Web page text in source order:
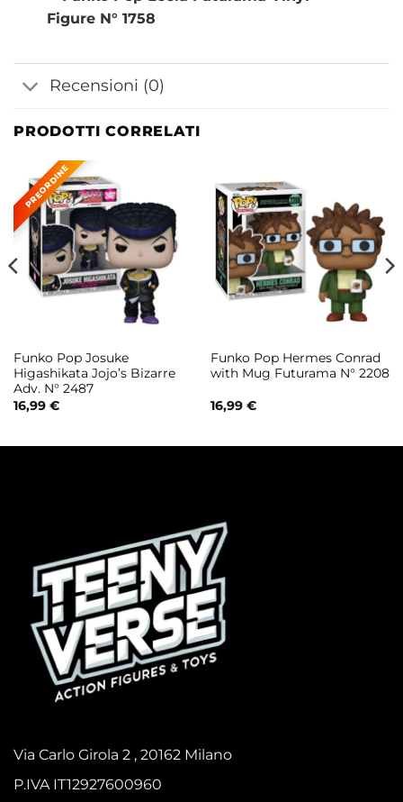
Figure N° 1758
Recensioni (0)
PRODOTTI CORRELATI
Funko Pop Josuke
Higashikata Jojo’s Bizarre
Adv. N° 2487
16,99 €
Funko Pop Hermes Conrad
with Mug Futurama N° 2208
16,99 €
Via Carlo Girola 2 , 20162 Milano
P.IVA IT12927600960